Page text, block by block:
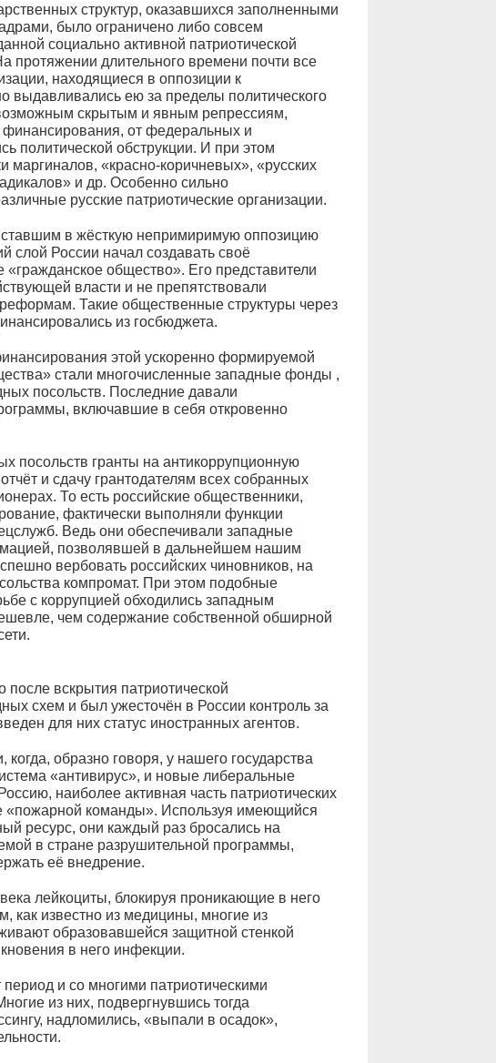
структур, оказавшихся заполненными
было ограничено либо совсем
социально активной патриотической
протяжении длительного времени почти все
находящиеся в оппозиции к
выдавливались ею за пределы политического
скрытым и явным репрессиям,
финансирования, от федеральных и
политической обструкции. И при этом
маргиналов, «красно-коричневых», «русских
и др. Особенно сильно
русские патриотические организации.
в жёсткую непримиримую оппозицию
слой России начал создавать своё
общество». Его представители
власти и не препятствовали
Такие общественные структуры через
из госбюджета.
этой ускоренно формируемой
стали многочисленные западные фонды ,
посольств. Последние давали
включавшие в себя откровенно
посольств гранты на антикоррупционную
и сдачу грантодателям всех собранных
То есть российские общественники,
фактически выполняли функции
Ведь они обеспечивали западные
позволявшей в дальнейшем нашим
вербовать российских чиновников, на
компромат. При этом подобные
с коррупцией обходились западным
чем содержание собственной обширной
вскрытия патриотической
схем и был ужесточён в России контроль за
для них статус иностранных агентов.
образно говоря, у нашего государства
«антивирус», и новые либеральные
наиболее активная часть патриотических
«пожарной команды». Используя имеющийся
ресурс, они каждый раз бросались на
в стране разрушительной программы,
её внедрение.
лейкоциты, блокируя проникающие в него
как известно из медицины, многие из
образовавшейся защитной стенкой
в него инфекции.
и со многими патриотическими
из них, подвергнувшись тогда
надломились, «выпали в осадок»,